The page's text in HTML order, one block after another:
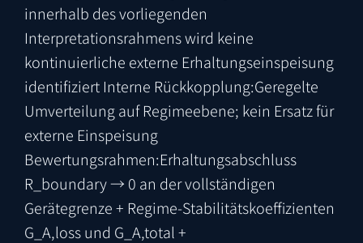
innerhalb des vorliegenden
Interpretationsrahmens wird keine
kontinuierliche externe Erhaltungseinspeisung
identifiziert Interne Rückkopplung:Geregelte
Umverteilung auf Regimeebene; kein Ersatz für
externe Einspeisung
Bewertungsrahmen:Erhaltungsabschluss
R_boundary → 0 an der vollständigen
Gerätegrenze + Regime-Stabilitätskoeffizienten
G_A,loss und G_A,total +